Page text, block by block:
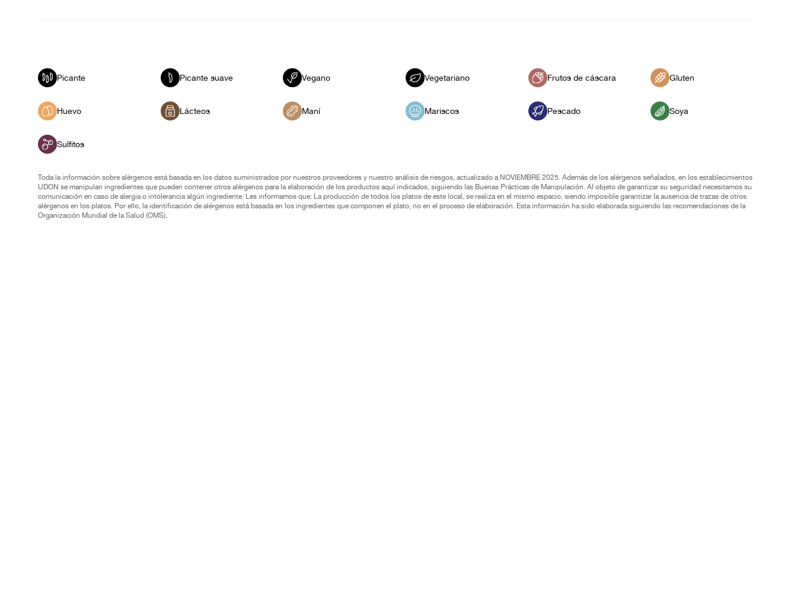
Picante Picante suave Vegano Vegetariano Frutos de cáscara Gluten
Huevo Lácteos Maní Mariscos Pescado Soya
Sulfitos
Toda la información sobre alérgenos está basada en los datos suministrados por nuestros proveedores y nuestro análisis de riesgos, actualizado a NOVIEMBRE 2025. Además de los alérgenos señalados, en los establecimientos
UDON se manipulan ingredientes que pueden contener otros alérgenos para la elaboración de los productos aquí indicados, siguiendo las Buenas Prácticas de Manipulación. Al objeto de garantizar su seguridad necesitamos su
comunicación en caso de alergia o intolerancia algún ingrediente. Les informamos que: La producción de todos los platos de este local, se realiza en el mismo espacio, siendo imposible garantizar la ausencia de trazas de otros
alérgenos en los platos. Por ello, la identificación de alérgenos está basada en los ingredientes que componen el plato, no en el proceso de elaboración. Esta información ha sido elaborada siguiendo las recomendaciones de la
Organización Mundial de la Salud (OMS).